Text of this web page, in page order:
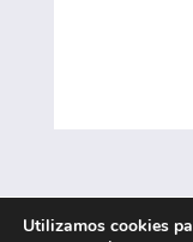
Utilizamos cookies